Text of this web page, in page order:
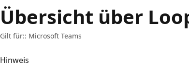
Übersicht über
Gilt für:: Microsoft Teams
Hinweis